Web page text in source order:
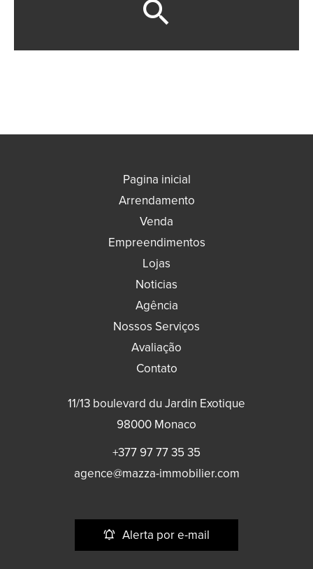
Pagina inicial
Arrendamento
Venda
Empreendimentos
Lojas
Noticias
Agência
Nossos Serviços
Avaliação
Contato
11/13 boulevard du Jardin Exotique
98000 Monaco
+377 97 77 35 35
agence@mazza-immobilier.com
Alerta por e-mail